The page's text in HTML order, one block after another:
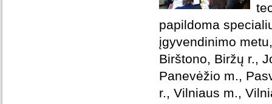
papildoma
įgyvendinimo
Birštono, Biržų r.,
Panevėžio m.,
r., Vilniaus m.,